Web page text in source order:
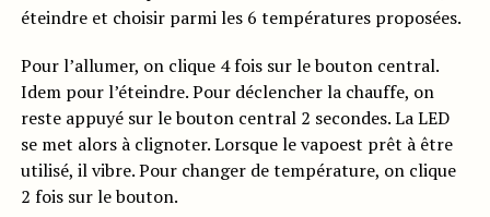
éteindre et choisir parmi les 6 températures proposées.
Pour l’allumer, on clique 4 fois sur le bouton central.
Idem pour l’éteindre. Pour déclencher la chauffe, on
reste appuyé sur le bouton central 2 secondes. La LED
se met alors à clignoter. Lorsque le vapoest prêt à être
utilisé, il vibre. Pour changer de température, on clique
2 fois sur le bouton.